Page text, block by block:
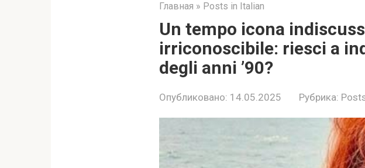
Главная » Posts in Italian
Un tempo icona
irriconoscibile: riesci a
degli anni ’90?
Опубликовано: 14.05.2025 Рубрика: